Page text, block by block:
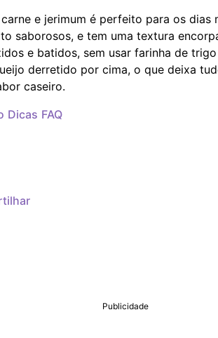
e jerimum é perfeito para os dias
saborosos, e tem uma textura
e batidos, sem usar farinha de
derretido por cima, o que deixa
caseiro.
Dicas FAQ
Publicidade